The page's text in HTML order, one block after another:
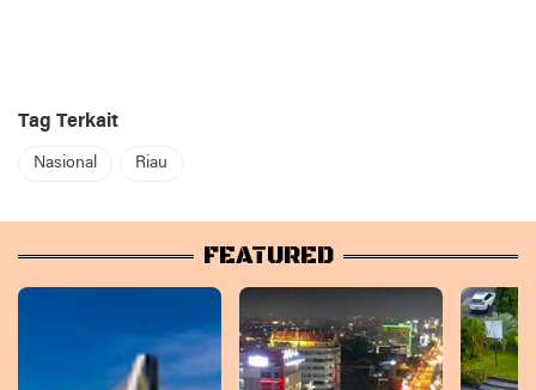
Tag Terkait
Nasional Riau
FEATURED